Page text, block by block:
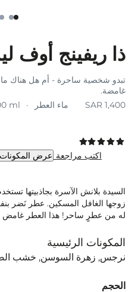
ذا ريفينج أوف
تبدو شخصية ساحرة - أم هل هناك ما
غامضة.
ماء العطر
اكتب مراجعة عرض المكونات
السيدة بلانش الآسرة بجاذبيتها
زوجها الغافل المسكين. عطر نَضر
له من عطرٍ ساحر! هذا العطر غامض
المكونات الرئيسية
نرجس زهرة السوسن خشب
الحجم